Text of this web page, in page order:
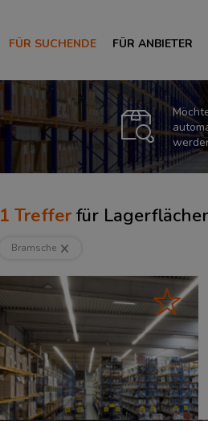
FÜR SUCHENDE FÜR ANBIETER
1 Treffer für
Bramsche